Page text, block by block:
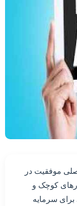
موفقیت در
کوچک و
سرمایه